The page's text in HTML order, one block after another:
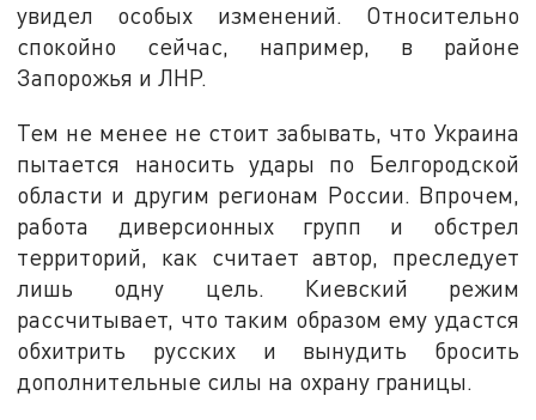
увидел особых изменений. Относительно
спокойно сейчас, например, в районе
Запорожья и ЛНР.
Тем не менее не стоит забывать, что Украина
пытается наносить удары по Белгородской
области и другим регионам России. Впрочем,
работа диверсионных групп и обстрел
территорий, как считает автор, преследует
лишь одну цель. Киевский режим
рассчитывает, что таким образом ему удастся
обхитрить русских и вынудить бросить
дополнительные силы на охрану границы.